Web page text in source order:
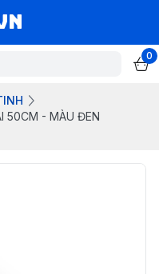
0
50CM - MÀU ĐEN